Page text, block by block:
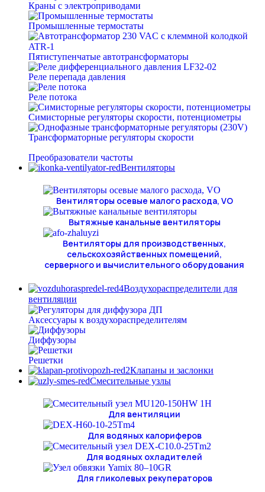
Краны с электроприводами
Промышленные термостаты
Пятиступенчатые автотрансформаторы
Реле перепада давления
Реле потока
Симисторные регуляторы скорости, потенциометры
Трансформаторные регуляторы скорости
Преобразователи частоты
Вентиляторы
Вентиляторы осевые малого расхода, VO
Вытяжные канальные вентиляторы
Вентиляторы для производственных,
сельскохозяйственных помещений,
серверного и вычислительного оборудования
Воздухораспределители для
вентиляции
Аксессуары к воздухораспределителям
Диффузоры
Решетки
Клапаны и заслонки
Смесительные узлы
Для вентиляции
Для водяных калориферов
Для водяных охладителей
Для гликолевых рекуператоров